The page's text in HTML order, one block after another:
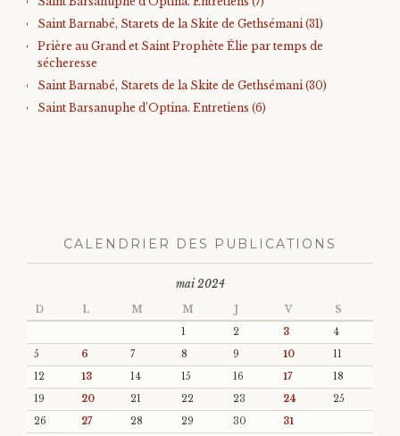
Saint Barnabé, Starets de la Skite de Gethsémani (31)
Prière au Grand et Saint Prophète Élie par temps de
sécheresse
Saint Barnabé, Starets de la Skite de Gethsémani (30)
Saint Barsanuphe d’Optina. Entretiens (6)
CALENDRIER DES PUBLICATIONS
mai 2024
D L M M J V S
1 2 3
4
5
6 7 8 9 10
11
12
13 14 15 16 17
18
19
20 21 22 23 24
25
26
27 28 29 30 31